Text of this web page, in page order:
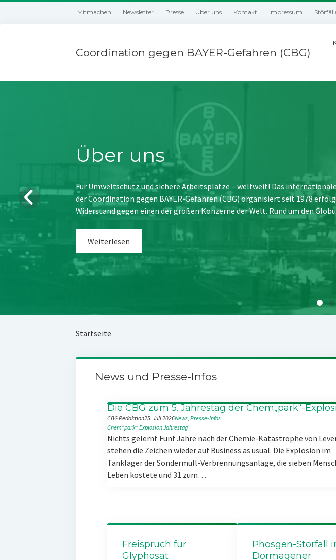
Mitmachen Newsletter Presse Über uns Kontakt Impressum
Coordination gegen BAYER-Gefahren (CBG)
Über uns
Für Umweltschutz und sichere Arbeitsplätze – weltweit! Das
der Coordination gegen BAYER-Gefahren (CBG) organisiert seit 1978
Widerstand gegen einen der großen Konzerne der Welt. Rund um den
Weiterlesen
Startseite
News und Presse-Infos
Die CBG zum 5. Jahrestag der Chem„park“-
CBG Redaktion25. Juli 2026News, Presse-Infos
Chem“park“ExplosionJahrestag
Nichts gelernt Fünf Jahre nach der Chemie-Katastrophe von
stehen die Zeichen wieder auf Business as usual. Die Explosion im
Tanklager der Sondermüll-Verbrennungsanlage, die sieben
Leben kostete und 31 zum…
Freispruch für
Glyphosat
Phosgen-Störfall
Dormagener